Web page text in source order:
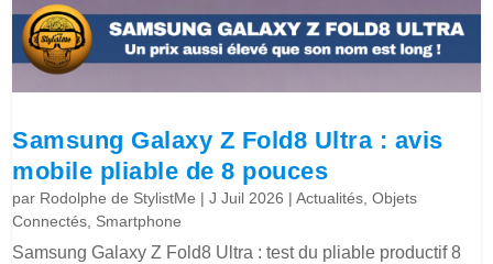
Samsung Galaxy Z Fold8 Ultra : avis
mobile pliable de 8 pouces
par Rodolphe de StylistMe |J Juil 2026 |Actualités,Objets
Connectés, Smartphone
Samsung Galaxy Z Fold8 Ultra : test du pliable productif 8